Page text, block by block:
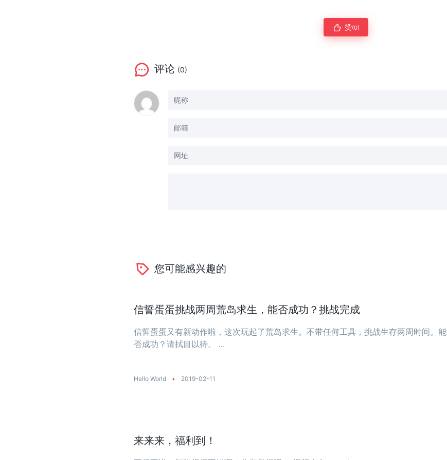
赞(0)
评论 (0)
您可能感兴趣的
信誓蛋蛋挑战两周荒岛求生，能否成功？挑战完成
信誓蛋蛋又有新动作啦，这次玩起了荒岛求生。不带任何工具，挑战生存两周时间。能
否成功？请拭目以待。 ...
Hello World • 2019-02-11
来来来，福利到！